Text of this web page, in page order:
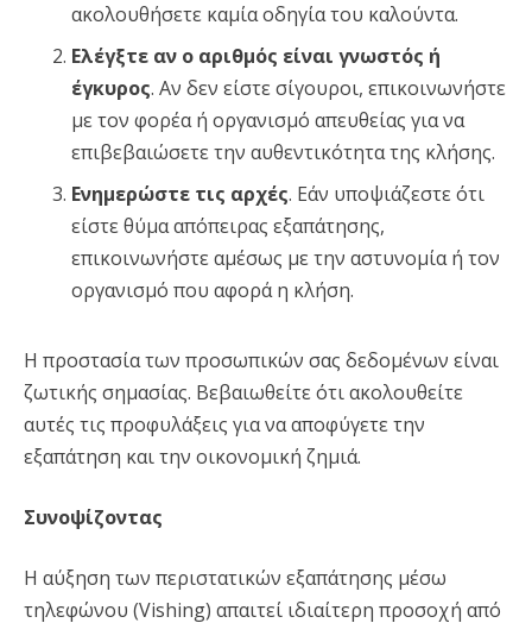
ακολουθήσετε καμία οδηγία του καλούντα.
Ελέγξτε αν ο αριθμός είναι γνωστός ή
έγκυρος. Αν δεν είστε σίγουροι, επικοινωνήστε
με τον φορέα ή οργανισμό απευθείας για να
επιβεβαιώσετε την αυθεντικότητα της κλήσης.
Ενημερώστε τις αρχές. Εάν υποψιάζεστε ότι
είστε θύμα απόπειρας εξαπάτησης,
επικοινωνήστε αμέσως με την αστυνομία ή τον
οργανισμό που αφορά η κλήση.
Η προστασία των προσωπικών σας δεδομένων είναι
ζωτικής σημασίας. Βεβαιωθείτε ότι ακολουθείτε
αυτές τις προφυλάξεις για να αποφύγετε την
εξαπάτηση και την οικονομική ζημιά.
Συνοψίζοντας
Η αύξηση των περιστατικών εξαπάτησης μέσω
τηλεφώνου (Vishing) απαιτεί ιδιαίτερη προσοχή από